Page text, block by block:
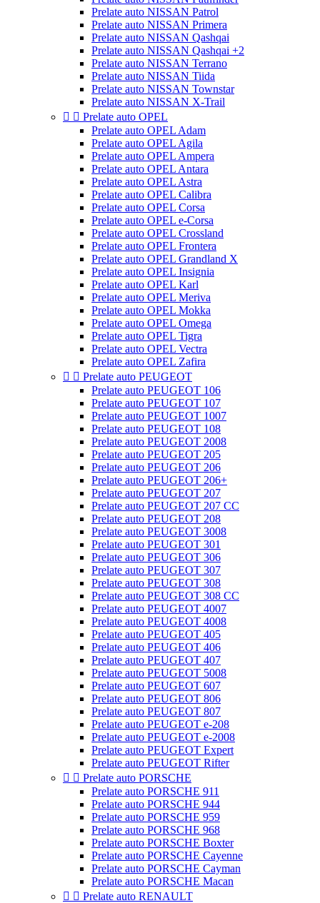
Prelate auto NISSAN Patrol
Prelate auto NISSAN Primera
Prelate auto NISSAN Qashqai
Prelate auto NISSAN Qashqai +2
Prelate auto NISSAN Terrano
Prelate auto NISSAN Tiida
Prelate auto NISSAN Townstar
Prelate auto NISSAN X-Trail
  Prelate auto OPEL
Prelate auto OPEL Adam
Prelate auto OPEL Agila
Prelate auto OPEL Ampera
Prelate auto OPEL Antara
Prelate auto OPEL Astra
Prelate auto OPEL Calibra
Prelate auto OPEL Corsa
Prelate auto OPEL e-Corsa
Prelate auto OPEL Crossland
Prelate auto OPEL Frontera
Prelate auto OPEL Grandland X
Prelate auto OPEL Insignia
Prelate auto OPEL Karl
Prelate auto OPEL Meriva
Prelate auto OPEL Mokka
Prelate auto OPEL Omega
Prelate auto OPEL Tigra
Prelate auto OPEL Vectra
Prelate auto OPEL Zafira
  Prelate auto PEUGEOT
Prelate auto PEUGEOT 106
Prelate auto PEUGEOT 107
Prelate auto PEUGEOT 1007
Prelate auto PEUGEOT 108
Prelate auto PEUGEOT 2008
Prelate auto PEUGEOT 205
Prelate auto PEUGEOT 206
Prelate auto PEUGEOT 206+
Prelate auto PEUGEOT 207
Prelate auto PEUGEOT 207 CC
Prelate auto PEUGEOT 208
Prelate auto PEUGEOT 3008
Prelate auto PEUGEOT 301
Prelate auto PEUGEOT 306
Prelate auto PEUGEOT 307
Prelate auto PEUGEOT 308
Prelate auto PEUGEOT 308 CC
Prelate auto PEUGEOT 4007
Prelate auto PEUGEOT 4008
Prelate auto PEUGEOT 405
Prelate auto PEUGEOT 406
Prelate auto PEUGEOT 407
Prelate auto PEUGEOT 5008
Prelate auto PEUGEOT 607
Prelate auto PEUGEOT 806
Prelate auto PEUGEOT 807
Prelate auto PEUGEOT e-208
Prelate auto PEUGEOT e-2008
Prelate auto PEUGEOT Expert
Prelate auto PEUGEOT Rifter
  Prelate auto PORSCHE
Prelate auto PORSCHE 911
Prelate auto PORSCHE 944
Prelate auto PORSCHE 959
Prelate auto PORSCHE 968
Prelate auto PORSCHE Boxter
Prelate auto PORSCHE Cayenne
Prelate auto PORSCHE Cayman
Prelate auto PORSCHE Macan
  Prelate auto RENAULT